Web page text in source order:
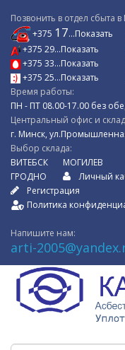
Позвонить в отдел сбыта
+375 17...Показать
+375 29...Показать
+375 33...Показать
+375 25...Показать
Время работы:
ПН - ПТ 08.00-17.00 без
Центральный офис и
г. Минск,
Выбор склада:
ВИТЕБСК
ГРОДНО
МОГИЛЕВ
Личный
Регистрация
Политика
Напишите нам:
arti-